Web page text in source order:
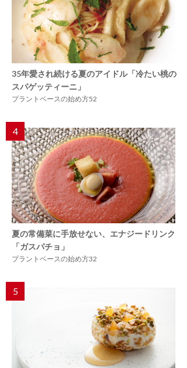
35年愛され続ける夏のアイドル「冷たい桃の
スパゲッティーニ」
プラントベースの始め方52
4
夏の常備菜に手放せない、エナジードリンク
「ガスパチョ」
プラントベースの始め方32
5